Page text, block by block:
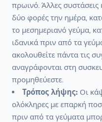
πρωινό. Άλλες
δύο φορές την ημέρα,
το μεσημεριανό γεύμα,
ιδανικά πριν από τα
ακολουθείτε πάντα τις
αναγράφονται στη
προμηθεύεστε.
Τρόπος λήψης: Οι
ολόκληρες με επαρκή
πριν από τα γεύματα